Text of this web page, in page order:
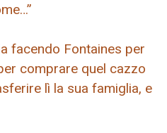
facendo Fontaines per
comprare quel cazzo
lì la sua famiglia, e